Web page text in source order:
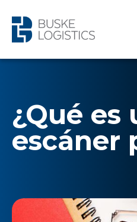
¿Qué es
escáner